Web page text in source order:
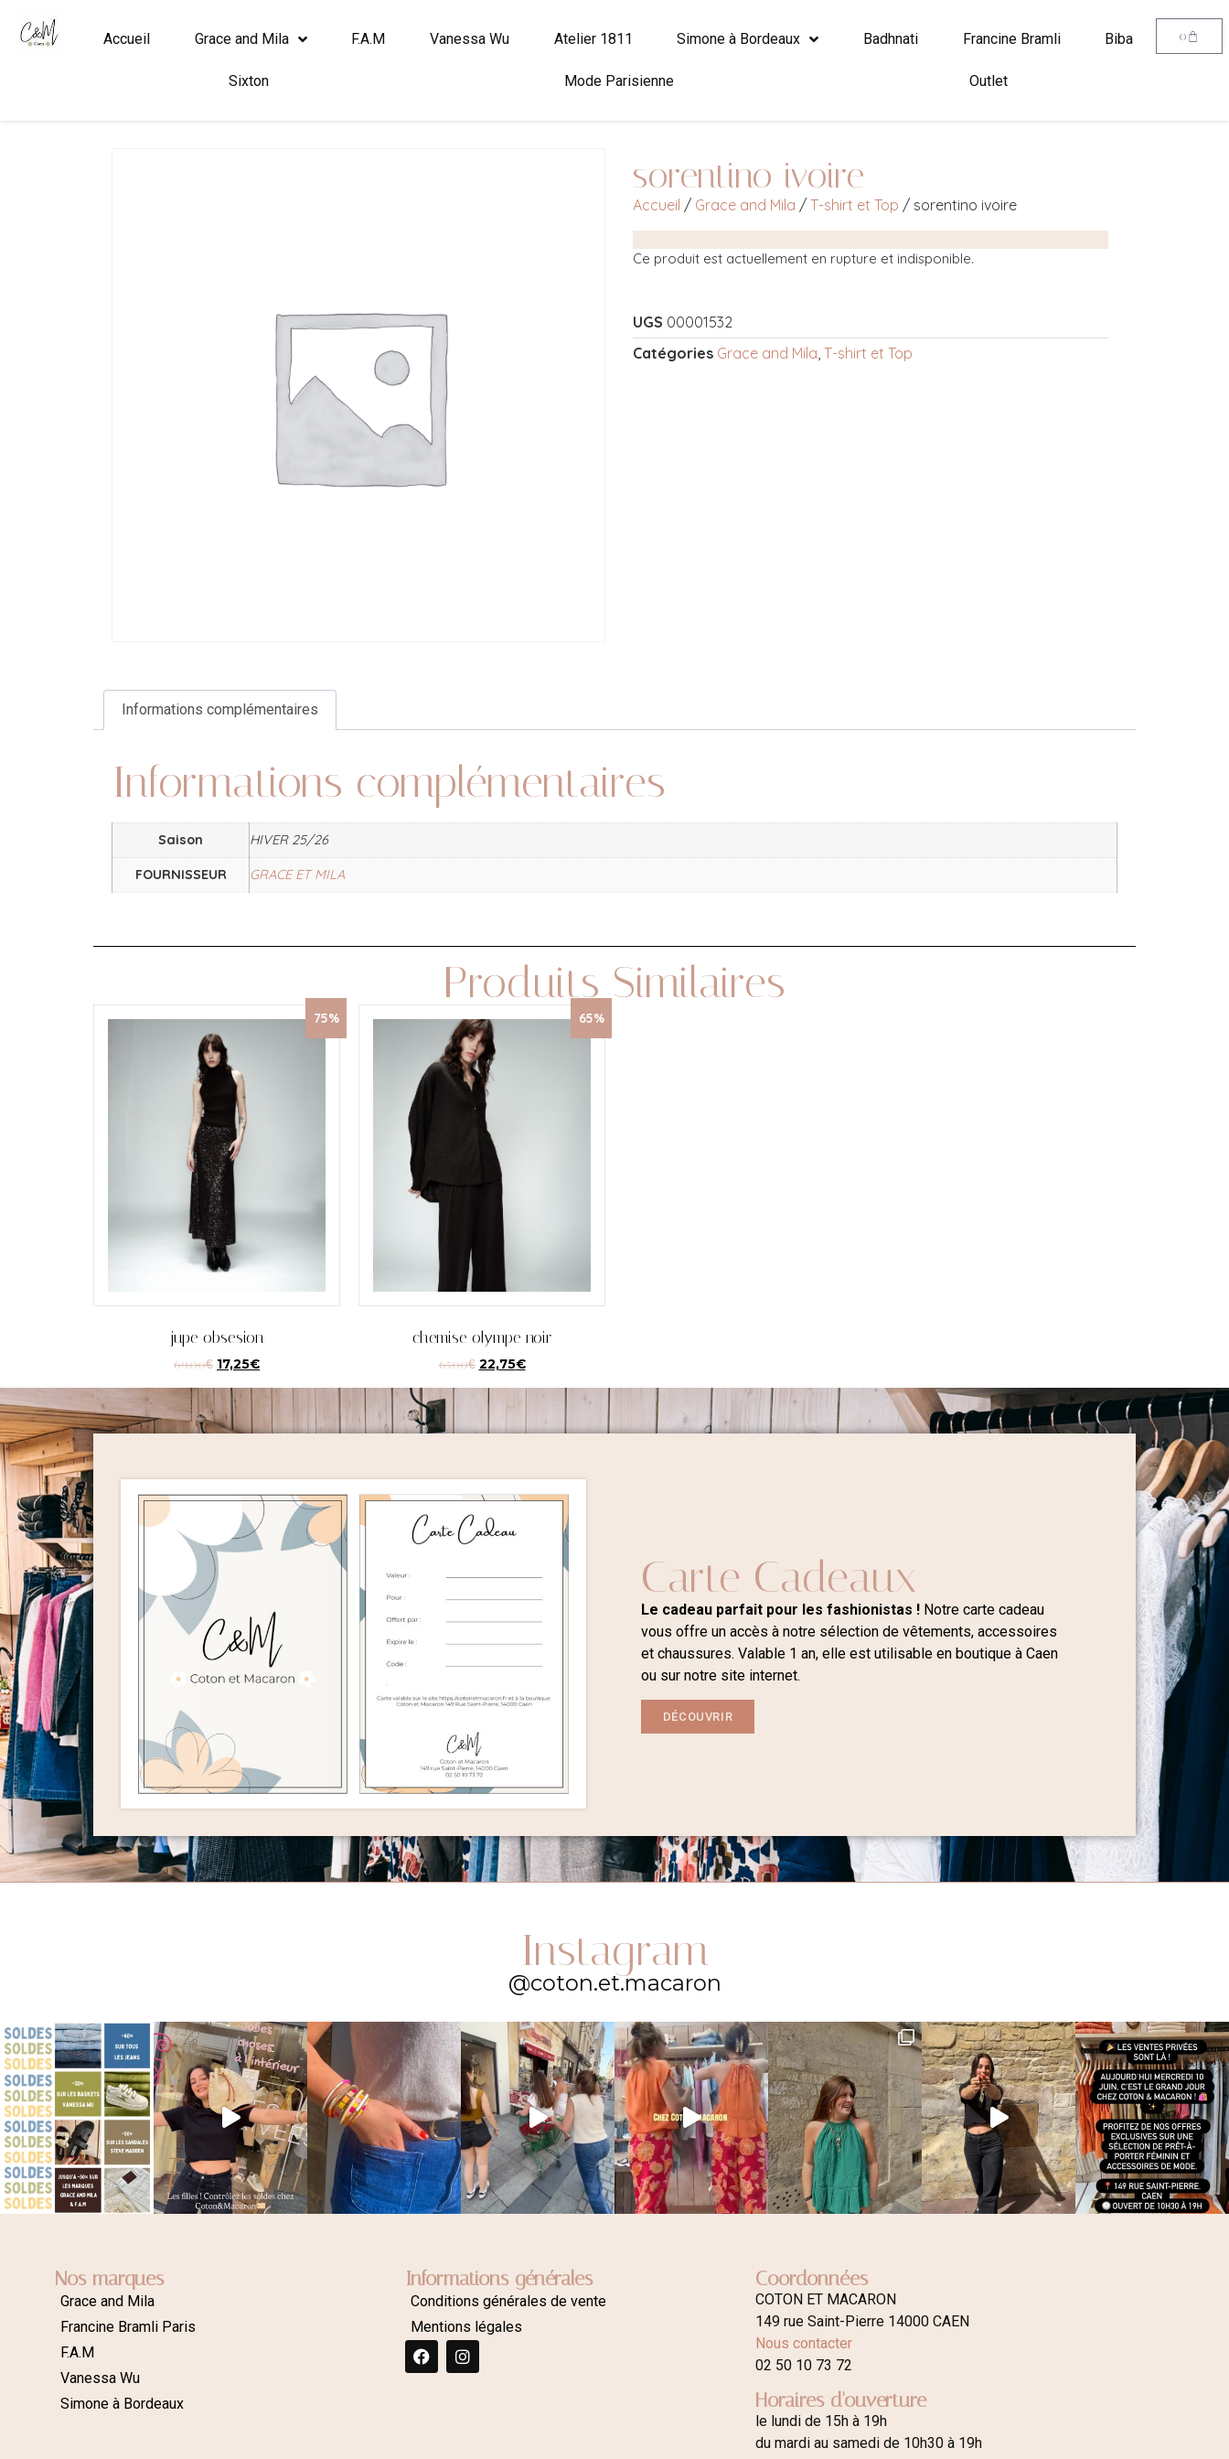
0
Accueil Grace and Mila F.A.M Vanessa Wu Atelier 1811 Simone à Bordeaux Badhnati Francine Bramli Biba
Sixton Mode Parisienne Outlet
sorentino ivoire
Accueil / Grace and Mila / T-shirt et Top / sorentino ivoire
Ce produit est actuellement en rupture et indisponible.
UGS 00001532
Catégories Grace and Mila, T-shirt et Top
Informations complémentaires
Informations complémentaires
Saison HIVER 25/26
FOURNISSEUR GRACE ET MILA
Produits Similaires
75%
jupe obsesion
69,00€ 17,25€
65%
chemise olympe noir
65,00€ 22,75€
Carte Cadeaux
Le cadeau parfait pour les fashionistas !Notre carte cadeau
vous offre un accès à notre sélection de vêtements, accessoires
et chaussures. Valable 1 an, elle est utilisable en boutique à Caen
ou sur notre site internet.
DÉCOUVRIR
Instagram
@coton.et.macaron
Nos marques
Grace and Mila
Francine Bramli Paris
F.A.M
Vanessa Wu
Simone à Bordeaux
Informations générales
Conditions générales de vente
Mentions légales
Coordonnées
COTON ET MACARON
149 rue Saint-Pierre 14000 CAEN
Nous contacter
02 50 10 73 72
Horaires d'ouverture
le lundi de 15h à 19h
du mardi au samedi de 10h30 à 19h